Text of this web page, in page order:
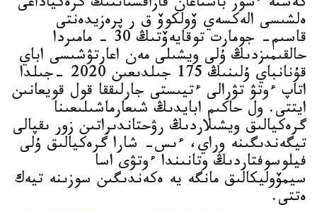
كەشتە ءسوز باستاعان قازاقستاننىڭ گرەكياداعى
ەلشىسى الەكسەي ۆولكوۆ ق ر پرەزيدەنتى
قاسىم- جومارت توقايەۆتىڭ 30 - مامىردا
حالقىمىزدىڭ ۇلى ويشىلى مەن اعارتۋشىسى اباي
قۇنانباي ۇلىنىڭ 175 جىلدىعىن 2020 -جىلدا
اتاپ ءوتۋ تۋرالى ءتيىستى جارلىققا قول قويعانىن
ايتتى. ول حاكىم ابايدىڭ شىعارماشىلىعىنا
گرەكيالىق ويشىلاردىڭ رۋحتاندىراتىن زور ىقپالى
تيگەندىگىنە وراي، ءىس- شارا گرەكيالىق ۇلى
فيلوسوفتاردىڭ وتانىندا ءوتۋى اسا
سيمۆوليكالىق مانگە يە ەكەندىگىن سوزىنە تيەك
ەتتى.